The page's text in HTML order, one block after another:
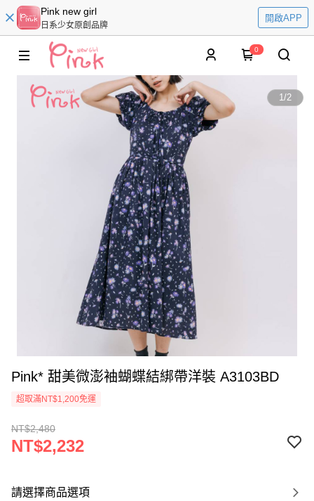
Pink new girl
日系少女原創品牌
開啟APP
0
1/2
Pink* 甜美微澎袖蝴蝶結綁帶洋裝 A3103BD
超取滿NT$1,200免運
NT$2,480
NT$2,232
請選擇商品選項